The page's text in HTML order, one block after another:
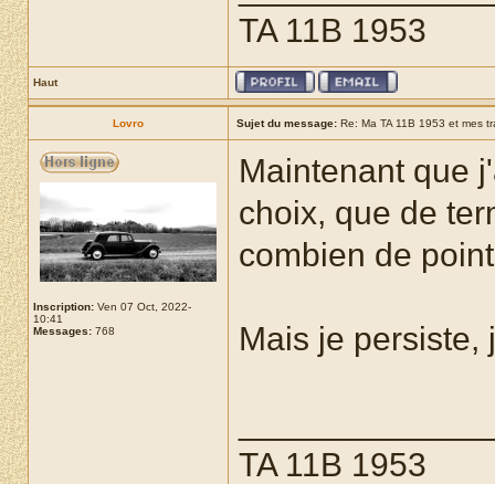
TA 11B 1953
Haut
Lovro Sujet du message: Re: Ma TA 11B 1953 et mes
Inscription: Ven 07 Oct, 2022-
10:41
Messages: 768
Maintenant que
choix, que de
combien de
Mais je
TA 11B 1953